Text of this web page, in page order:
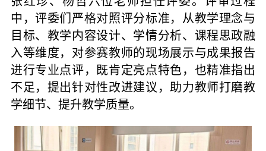
中，评委们严格对照评分标准，从教学理念与
目标、教学内容设计、学情分析、课程思政融
入等维度，对参赛教师的现场展示与成果报告
进行专业点评，既肯定亮点特色，也精准指出
不足，提出针对性改进建议，助力教师打磨教
学细节、提升教学质量。